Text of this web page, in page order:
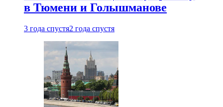
в Тюмени и Голышманове
3 года спустя2 года спустя